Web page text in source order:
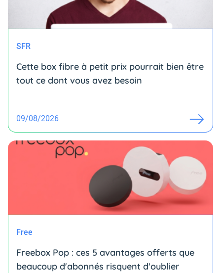
SFR
Cette box fibre à petit prix pourrait bien être
tout ce dont vous avez besoin
09/08/2026
Free
Freebox Pop : ces 5 avantages offerts que
beaucoup d'abonnés risquent d'oublier